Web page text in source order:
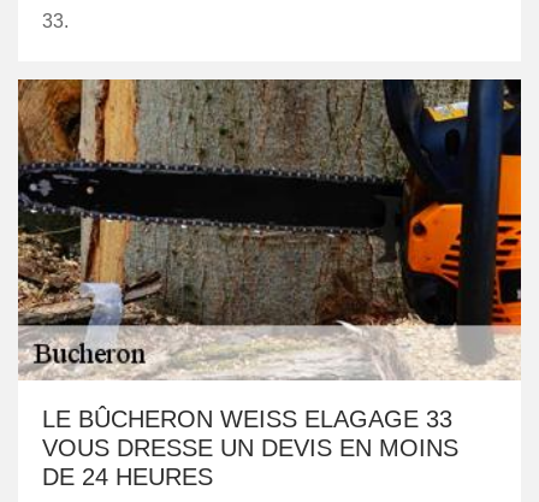
33.
LE BÛCHERON WEISS ELAGAGE 33
VOUS DRESSE UN DEVIS EN MOINS
DE 24 HEURES